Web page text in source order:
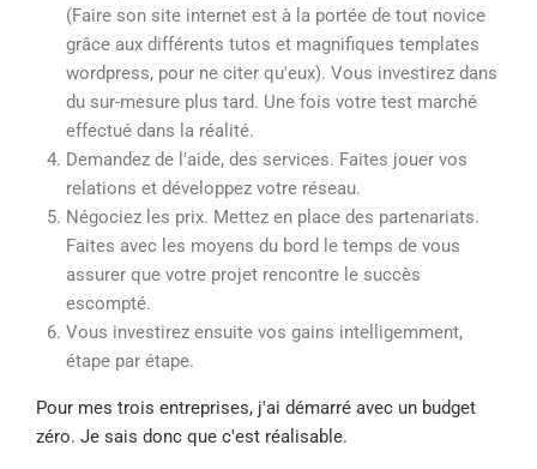
(Faire son site internet est à la portée de tout novice
grâce aux différents tutos et magnifiques templates
wordpress, pour ne citer qu'eux). Vous investirez dans
du sur-mesure plus tard. Une fois votre test marché
effectué dans la réalité.
Demandez de l'aide, des services. Faites jouer vos
relations et développez votre réseau.
Négociez les prix. Mettez en place des partenariats.
Faites avec les moyens du bord le temps de vous
assurer que votre projet rencontre le succès
escompté.
Vous investirez ensuite vos gains intelligemment,
étape par étape.
Pour mes trois entreprises, j'ai démarré avec un budget
zéro. Je sais donc que c'est réalisable.